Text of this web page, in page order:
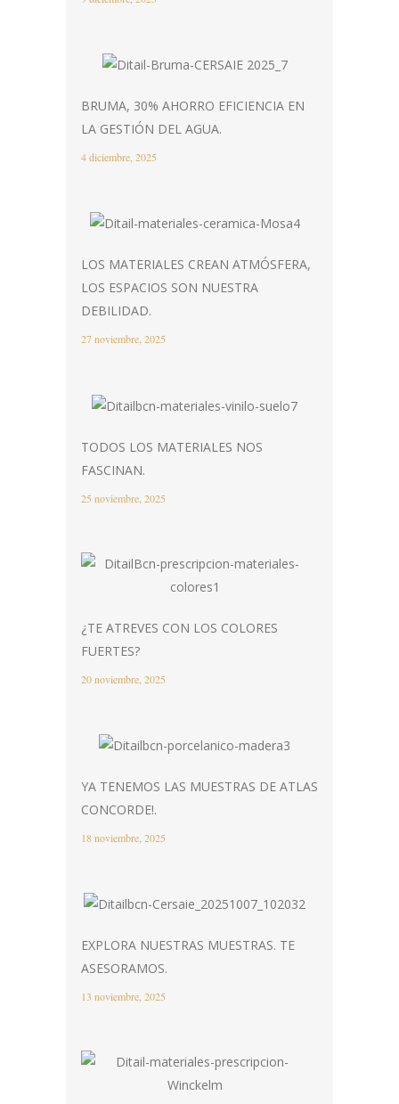
BRUMA, 30% AHORRO EFICIENCIA EN
LA GESTIÓN DEL AGUA.
4 diciembre, 2025
LOS MATERIALES CREAN ATMÓSFERA,
LOS ESPACIOS SON NUESTRA
DEBILIDAD.
27 noviembre, 2025
TODOS LOS MATERIALES NOS
FASCINAN.
25 noviembre, 2025
¿TE ATREVES CON LOS COLORES
FUERTES?
20 noviembre, 2025
YA TENEMOS LAS MUESTRAS DE ATLAS
CONCORDE!.
18 noviembre, 2025
EXPLORA NUESTRAS MUESTRAS. TE
ASESORAMOS.
13 noviembre, 2025